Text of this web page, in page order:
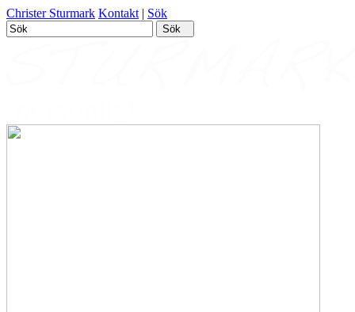
Christer Sturmark Kontakt | Sök